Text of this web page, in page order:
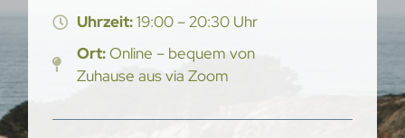
Uhrzeit:19:00 – 20:30 Uhr
Ort:Online – bequem von
Zuhause aus via Zoom